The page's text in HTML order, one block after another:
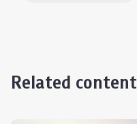
Related content